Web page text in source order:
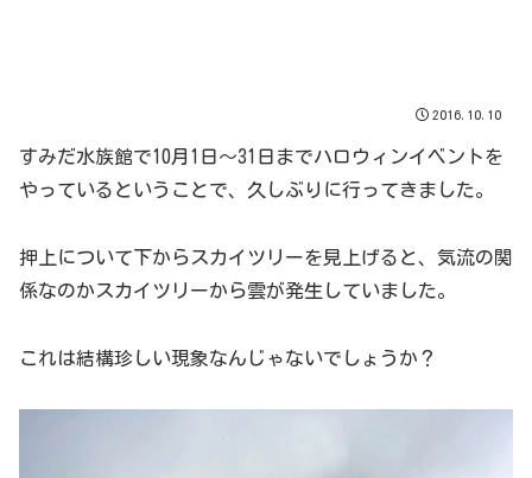
2016.10.10
すみだ水族館で10月1日～31日までハロウィンイベントを
やっているということで、久しぶりに行ってきました。
押上について下からスカイツリーを見上げると、気流の関
係なのかスカイツリーから雲が発生していました。
これは結構珍しい現象なんじゃないでしょうか？